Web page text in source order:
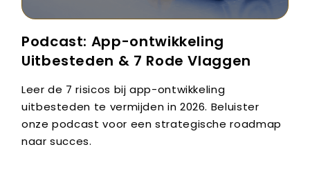
Podcast: App-ontwikkeling
Uitbesteden & 7 Rode Vlaggen
Leer de 7 risicos bij app-ontwikkeling
uitbesteden te vermijden in 2026. Beluister
onze podcast voor een strategische roadmap
naar succes.